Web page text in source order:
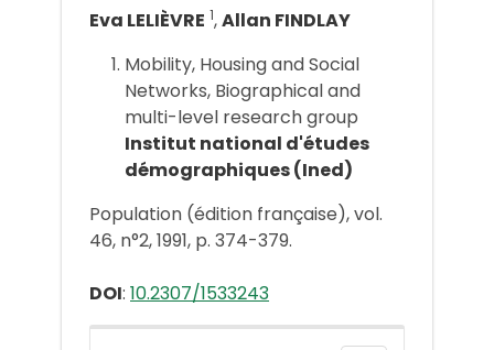
Eva LELIÈVRE 1,Allan FINDLAY
Mobility, Housing and Social
Networks, Biographical and
multi-level research group
Institut national d'études
démographiques (Ined)
Population (édition française), vol.
46, n°2, 1991, p. 374-379.
DOI: 10.2307/1533243